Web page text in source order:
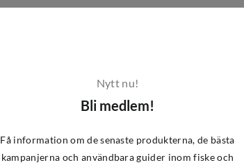
Nytt nu!
Bli medlem!
Få information om de senaste produkterna, de bästa
kampanjerna och användbara guider inom fiske och